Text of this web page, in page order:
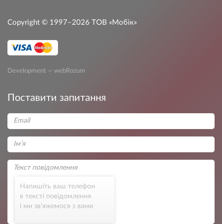
Copyright © 1997–2026 ТОВ «Мобік»
Development — webRozum
Поставити запитання
Напишіть ваш телефон
в тексті повідомлення
і ми зв’яжемося з вами